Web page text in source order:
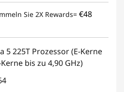
83,92
Sie 2X Rewards= €48
225T Prozessor (E-Kerne
bis zu 4,90 GHz)